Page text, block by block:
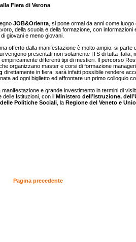
Fiera di Verona
JOB&Orienta , si pone ormai da anni come luogo
della scuola e della formazione, con informazioni
di giovani e meno giovani.
offerto dalla manifestazione è molto ampio: si parte
vengono presentati non solamente ITS di tutta Italia,
differenti tipi di mestieri. Il percorso
organizzano master e corsi di formazione
direttamente in fiera: sarà infatti possibile rendere
ad ogni biglietto ed affrontare un primo colloquio
e grande investimento in termini di
delle Istituzioni, con il Ministero dell’Istruzione,
Politiche Sociali , la Regione del Veneto e
Pagina precedente